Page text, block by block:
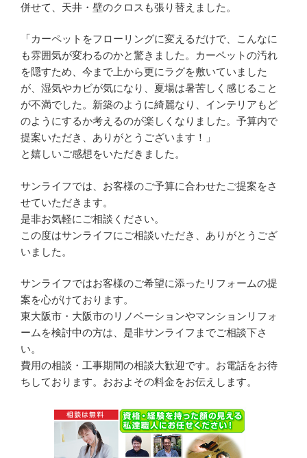
併せて、天井・壁のクロスも張り替えました。
「カーペットをフローリングに変えるだけで、こんなに
も雰囲気が変わるのかと驚きました。カーペットの汚れ
を隠すため、今まで上から更にラグを敷いていました
が、湿気やカビが気になり、夏場は暑苦しく感じること
が不満でした。新築のように綺麗なり、インテリアもど
のようにするか考えるのが楽しくなりました。予算内で
提案いただき、ありがとうございます！」
と嬉しいご感想をいただきました。
サンライフでは、お客様のご予算に合わせたご提案をさ
せていただきます。
是非お気軽にご相談ください。
この度はサンライフにご相談いただき、ありがとうござ
いました。
サンライフではお客様のご希望に添ったリフォームの提
案を心がけております。
東大阪市・大阪市のリノベーションやマンションリフォ
ームを検討中の方は、是非サンライフまでご相談下さ
い。
費用の相談・工事期間の相談大歓迎です。お電話をお待
ちしております。おおよその料金をお伝えします。